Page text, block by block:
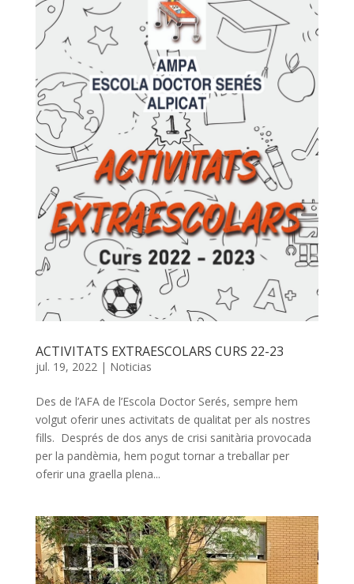
ACTIVITATS EXTRAESCOLARS CURS 22-23
jul. 19, 2022| Noticias
Des de l’AFA de l’Escola Doctor Serés, sempre hem
volgut oferir unes activitats de qualitat per als nostres
fills. Després de dos anys de crisi sanitària provocada
per la pandèmia, hem pogut tornar a treballar per
oferir una graella plena...